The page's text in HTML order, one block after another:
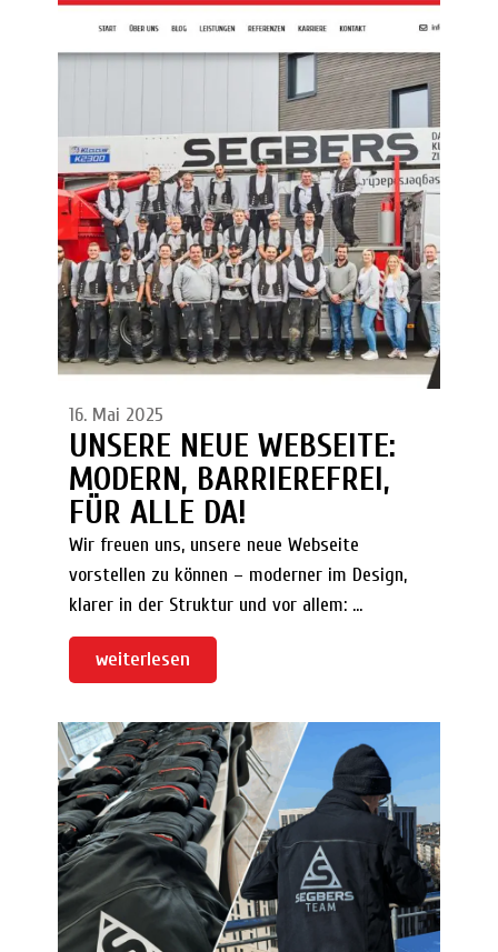
16. Mai 2025
UNSERE NEUE WEBSEITE:
MODERN, BARRIEREFREI,
FÜR ALLE DA!
Wir freuen uns, unsere neue Webseite
vorstellen zu können – moderner im Design,
klarer in der Struktur und vor allem: ...
weiterlesen